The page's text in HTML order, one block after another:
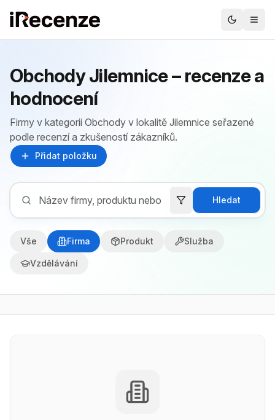
Obchody Jilemnice – recenze a
hodnocení
Firmy v kategorii Obchody v lokalitě Jilemnice seřazené
podle recenzí a zkušeností zákazníků.
Přidat položku
Hledat
Vše Firma Produkt Služba
Vzdělávání